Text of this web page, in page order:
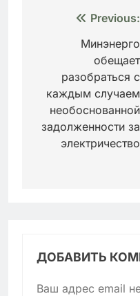
Навигация
записям
Previous:
Минэнерго
обещает
разобраться с
каждым случаем
необоснованной
задолженности за
электричество
ДОБАВИТЬ
Ваш адрес email